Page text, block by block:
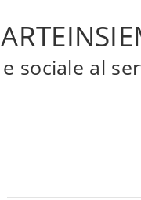
sociale al